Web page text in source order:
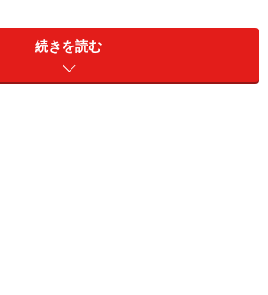
続きを読む